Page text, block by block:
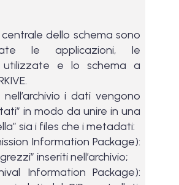
dello schema sono
le applicazioni, le
utilizzate e lo schema a
i dati vengono
in modo da unire in una
sia i files che i metadati:
Information Package):
inseriti nell’archivio;
Information Package):